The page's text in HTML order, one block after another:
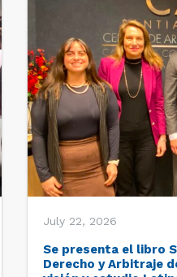
July 22, 2026
Se presenta el libro
Derecho y Arbitraje